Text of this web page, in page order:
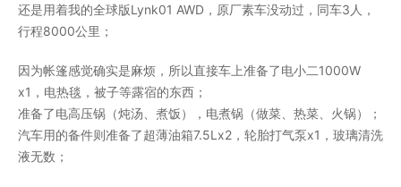
还是用着我的全球版Lynk01 AWD，原厂素车没动过，同车3人，
行程8000公里；
因为帐篷感觉确实是麻烦，所以直接车上准备了电小二1000W
x1，电热毯，被子等露宿的东西；
准备了电高压锅（炖汤、煮饭），电煮锅（做菜、热菜、火锅）；
汽车用的备件则准备了超薄油箱7.5Lx2，轮胎打气泵x1，玻璃清洗
液无数；